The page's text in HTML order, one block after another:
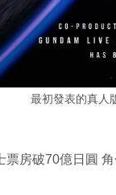
最初發表的真人
票房破70億日圓